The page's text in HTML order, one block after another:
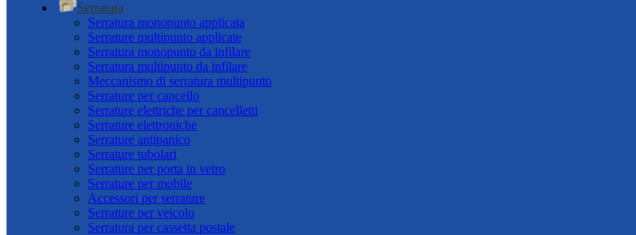
Serratura
Serratura monopunto applicata
Serrature multipunto applicate
Serratura monopunto da infilare
Serratura multipunto da infilare
Meccanismo di serratura multipunto
Serrature per cancello
Serrature elettriche per cancelletti
Serrature elettroniche
Serrature antipanico
Serrature tubolari
Serrature per porta in vetro
Serrature per mobile
Accessori per serrature
Serrature per veicolo
Serratura per cassetta postale